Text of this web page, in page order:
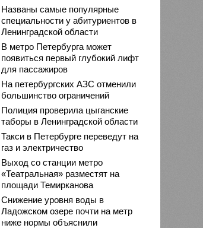
Названы самые популярные
специальности у абитуриентов в
Ленинградской области
В метро Петербурга может
появиться первый глубокий лифт
для пассажиров
На петербургских АЗС отменили
большинство ограничений
Полиция проверила цыганские
таборы в Ленинградской области
Такси в Петербурге переведут на
газ и электричество
Выход со станции метро
«Театральная» разместят на
площади Темирканова
Снижение уровня воды в
Ладожском озере почти на метр
ниже нормы объяснили